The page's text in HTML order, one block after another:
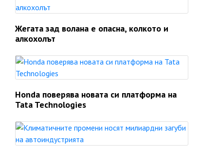
Жегата зад волана е опасна, колкото и
алкохолът
Honda поверява новата си платформа на
Tata Technologies